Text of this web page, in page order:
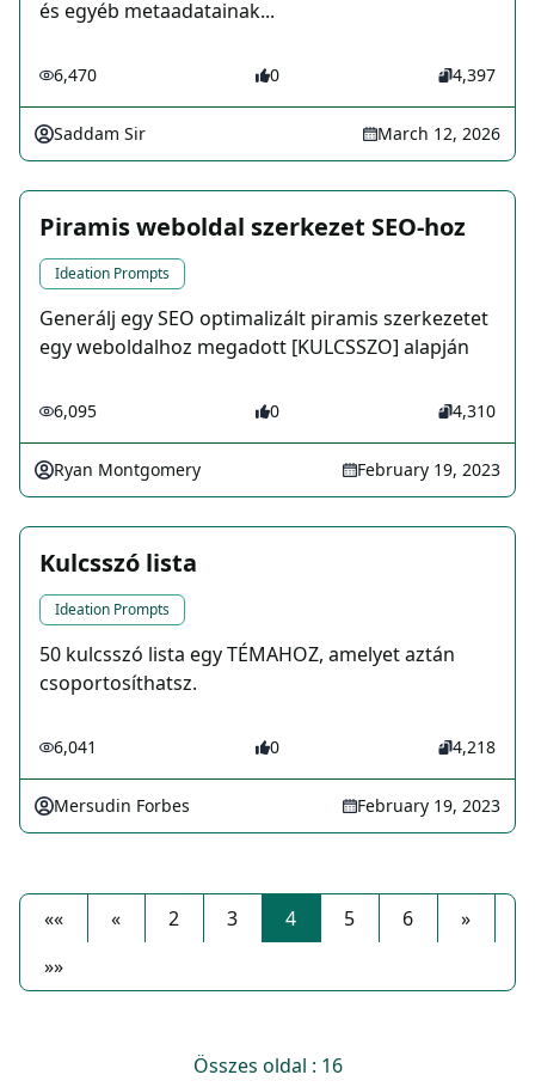
és egyéb metaadatainak...
6,470 0 4,397
Saddam Sir March 12, 2026
Piramis weboldal szerkezet SEO-hoz
Ideation Prompts
Generálj egy SEO optimalizált piramis szerkezetet
egy weboldalhoz megadott [KULCSSZO] alapján
6,095 0 4,310
Ryan Montgomery February 19, 2023
Kulcsszó lista
Ideation Prompts
50 kulcsszó lista egy TÉMAHOZ, amelyet aztán
csoportosíthatsz.
6,041 0 4,218
Mersudin Forbes February 19, 2023
«« « 2 3 4 5 6
»
»»
Összes oldal : 16